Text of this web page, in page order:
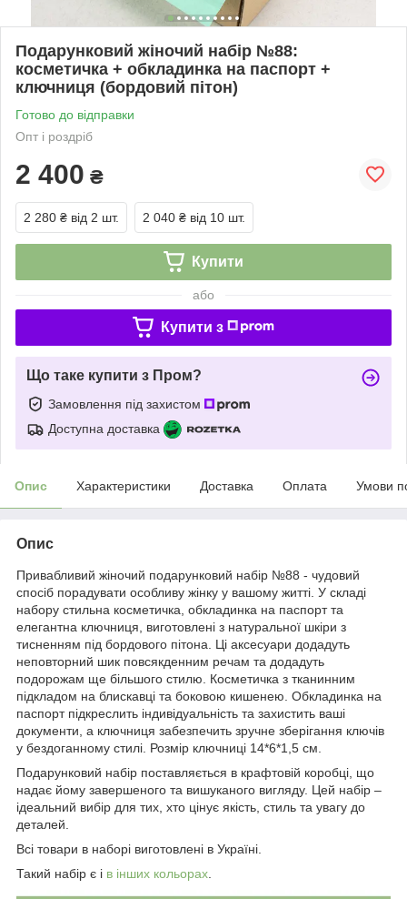
Подарунковий жіночий набір №88:
косметичка + обкладинка на паспорт +
ключниця (бордовий пітон)
Готово до відправки
Опт і роздріб
2 400 ₴
2 280 ₴ від 2 шт. 2 040 ₴ від 10 шт.
Купити
або
Купити з
Що таке купити з Пром?
Замовлення під захистом
Доступна доставка
Опис Характеристики Доставка Оплата Умови
Опис
Привабливий жіночий подарунковий набір №88 - чудовий
спосіб порадувати особливу жінку у вашому житті. У складі
набору стильна косметичка, обкладинка на паспорт та
елегантна ключниця, виготовлені з натуральної шкіри з
тисненням під бордового пітона. Ці аксесуари додадуть
неповторний шик повсякденним речам та додадуть
подорожам ще більшого стилю. Косметичка з тканинним
підкладом на блискавці та боковою кишенею. Обкладинка на
паспорт підкреслить індивідуальність та захистить ваші
документи, а ключниця забезпечить зручне зберігання ключів
у бездоганному стилі. Розмір ключниці 14*6*1,5 см.
Подарунковий набір поставляється в крафтовій коробці, що
надає йому завершеного та вишуканого вигляду. Цей набір –
ідеальний вибір для тих, хто цінує якість, стиль та увагу до
деталей.
Всі товари в наборі виготовлені в Україні.
Такий набір є і в інших кольорах